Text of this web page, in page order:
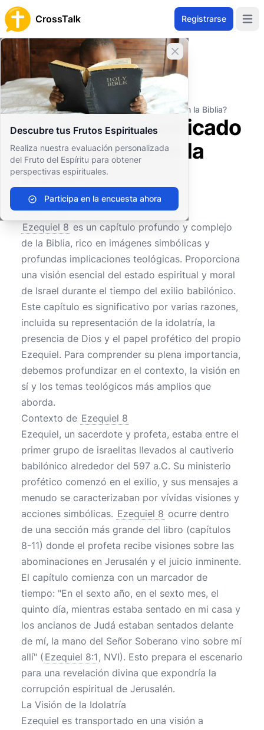
CrossTalk Registrarse
Cerrar banner
Descubre tus Frutos Espirituales
Realiza nuestra evaluación personalizada
del Fruto del Espíritu para obtener
perspectivas espirituales.
Participa en la encuesta ahora
Inicio
Archivo de Preguntas
Antiguo Testamento
Profetas Mayores
¿Cuál es el significado de Ezequiel 8 en la Biblia?
¿Cuál es el significado
de Ezequiel 8 en la
Biblia?
0 0 127
Ezequiel 8 es un capítulo profundo y complejo
de la Biblia, rico en imágenes simbólicas y
profundas implicaciones teológicas. Proporciona
una visión esencial del estado espiritual y moral
de Israel durante el tiempo del exilio babilónico.
Este capítulo es significativo por varias razones,
incluida su representación de la idolatría, la
presencia de Dios y el papel profético del propio
Ezequiel. Para comprender su plena importancia,
debemos profundizar en el contexto, la visión en
sí y los temas teológicos más amplios que
aborda.
Contexto de Ezequiel 8
Ezequiel, un sacerdote y profeta, estaba entre el
primer grupo de israelitas llevados al cautiverio
babilónico alrededor del 597 a.C. Su ministerio
profético comenzó en el exilio, y sus mensajes a
menudo se caracterizaban por vívidas visiones y
acciones simbólicas. Ezequiel 8 ocurre dentro
de una sección más grande del libro (capítulos
8-11) donde el profeta recibe visiones sobre las
abominaciones en Jerusalén y el juicio inminente.
El capítulo comienza con un marcador de
tiempo: "En el sexto año, en el sexto mes, el
quinto día, mientras estaba sentado en mi casa y
los ancianos de Judá estaban sentados delante
de mí, la mano del Señor Soberano vino sobre mí
allí" ( Ezequiel 8:1, NVI). Esto prepara el escenario
para una revelación divina que expondría la
corrupción espiritual de Jerusalén.
La Visión de la Idolatría
Ezequiel es transportado en una visión a